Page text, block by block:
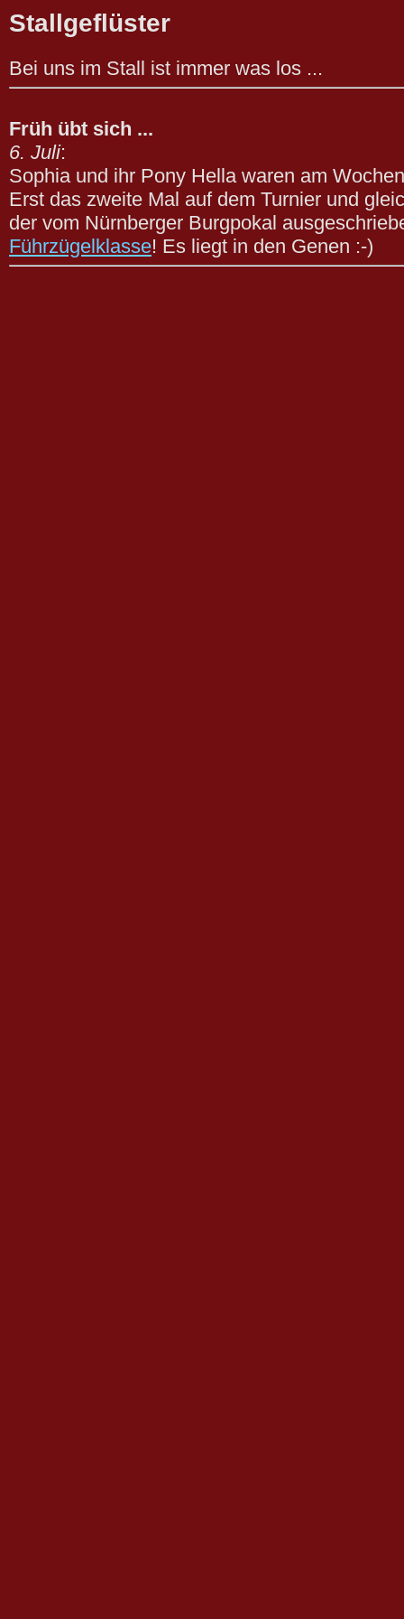
Stallgeflüster
Bei uns im Stall ist immer was los ...
Früh übt sich ...
6. Juli:
Sophia und ihr Pony Hella waren am
Erst das zweite Mal auf dem Turnier und
der vom Nürnberger Burgpokal
Führzügelklasse! Es liegt in den Genen :-)